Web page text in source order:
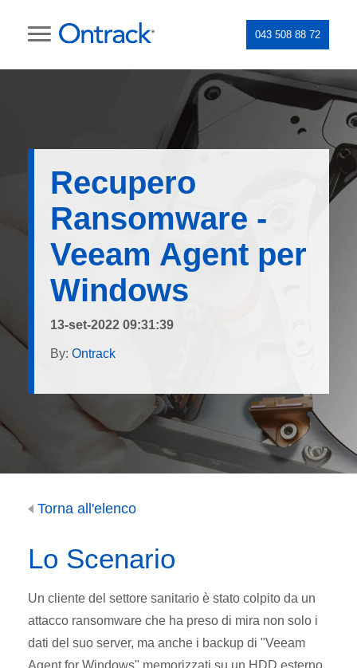
043 508 88 72
Recupero
Ransomware -
Veeam Agent per
Windows
13-set-2022 09:31:39
By: Ontrack
Torna all'elenco
Lo Scenario
Un cliente del settore sanitario è stato colpito da un
attacco ransomware che ha preso di mira non solo i
dati del suo server, ma anche i backup di "Veeam
Agent for Windows" memorizzati su un HDD esterno.